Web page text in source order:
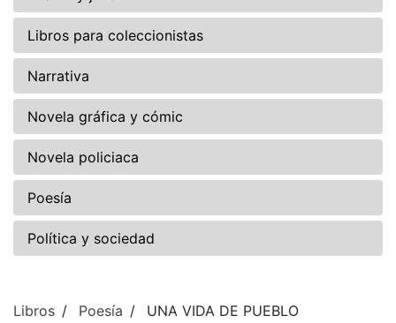
Libros para coleccionistas
Narrativa
Novela gráfica y cómic
Novela policiaca
Poesía
Política y sociedad
Libros Poesía UNA VIDA DE PUEBLO